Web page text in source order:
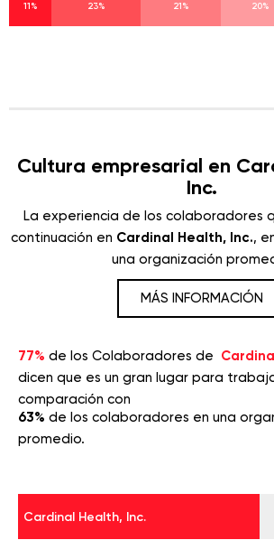
11% 23% 21% 20%
Cultura empresarial en
Inc.
La experiencia de los colaboradores
continuación en Cardinal Health, Inc.,
una organización
MÁS INFORMACIÓN
77% de los Colaboradores de
dicen que es un gran lugar para
comparación con
63% de los colaboradores en una
promedio.
Cardinal Health, Inc.